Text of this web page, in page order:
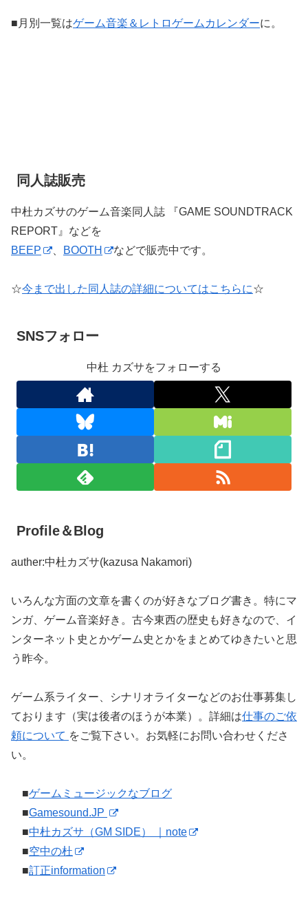
■月別一覧はゲーム音楽＆レトロゲームカレンダーに。
同人誌販売
中杜カズサのゲーム音楽同人誌 『GAME SOUNDTRACK
REPORT』などを
BEEP
BOOTH などで販売中です。
☆今まで出した同人誌の詳細についてはこちらに☆
SNSフォロー
中杜 カズサをフォローする
Profile＆Blog
auther:中杜カズサ(kazusa Nakamori)
いろんな方面の文章を書くのが好きなブログ書き。特にマ
ンガ、ゲーム音楽好き。古今東西の歴史も好きなので、イ
ンターネット史とかゲーム史とかをまとめてゆきたいと思
う昨今。
ゲーム系ライター、シナリオライターなどのお仕事募集し
ております（実は後者のほうが本業）。詳細は仕事のご依
頼について をご覧下さい。お気軽にお問い合わせくださ
い。
■ゲームミュージックなブログ
■Gamesound.JP
■中杜カズサ（GM SIDE） ｜note
■空中の杜
■訂正information